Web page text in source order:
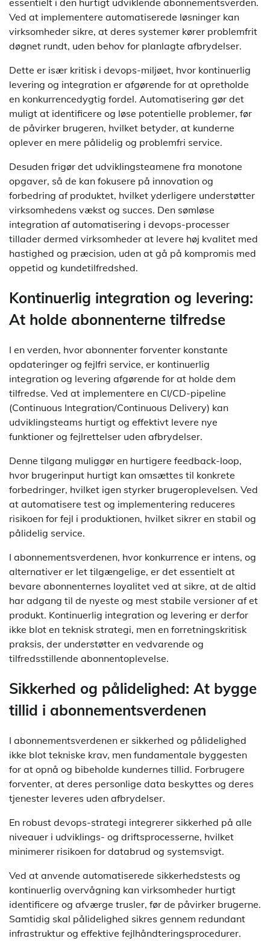
essentielt i den hurtigt udviklende abonnementsverden.
Ved at implementere automatiserede løsninger kan
virksomheder sikre, at deres systemer kører problemfrit
døgnet rundt, uden behov for planlagte afbrydelser.
Dette er især kritisk i devops-miljøet, hvor kontinuerlig
levering og integration er afgørende for at opretholde
en konkurrencedygtig fordel. Automatisering gør det
muligt at identificere og løse potentielle problemer, før
de påvirker brugeren, hvilket betyder, at kunderne
oplever en mere pålidelig og problemfri service.
Desuden frigør det udviklingsteamene fra monotone
opgaver, så de kan fokusere på innovation og
forbedring af produktet, hvilket yderligere understøtter
virksomhedens vækst og succes. Den sømløse
integration af automatisering i devops-processer
tillader dermed virksomheder at levere høj kvalitet med
hastighed og præcision, uden at gå på kompromis med
oppetid og kundetilfredshed.
Kontinuerlig integration og levering:
At holde abonnenterne tilfredse
I en verden, hvor abonnenter forventer konstante
opdateringer og fejlfri service, er kontinuerlig
integration og levering afgørende for at holde dem
tilfredse. Ved at implementere en CI/CD-pipeline
(Continuous Integration/Continuous Delivery) kan
udviklingsteams hurtigt og effektivt levere nye
funktioner og fejlrettelser uden afbrydelser.
Denne tilgang muliggør en hurtigere feedback-loop,
hvor brugerinput hurtigt kan omsættes til konkrete
forbedringer, hvilket igen styrker brugeroplevelsen. Ved
at automatisere test og implementering reduceres
risikoen for fejl i produktionen, hvilket sikrer en stabil og
pålidelig service.
I abonnementsverdenen, hvor konkurrence er intens, og
alternativer er let tilgængelige, er det essentielt at
bevare abonnenternes loyalitet ved at sikre, at de altid
har adgang til de nyeste og mest stabile versioner af et
produkt. Kontinuerlig integration og levering er derfor
ikke blot en teknisk strategi, men en forretningskritisk
praksis, der understøtter en vedvarende og
tilfredsstillende abonnentoplevelse.
Sikkerhed og pålidelighed: At bygge
tillid i abonnementsverdenen
I abonnementsverdenen er sikkerhed og pålidelighed
ikke blot tekniske krav, men fundamentale byggesten
for at opnå og bibeholde kundernes tillid. Forbrugere
forventer, at deres personlige data beskyttes og deres
tjenester leveres uden afbrydelser.
En robust devops-strategi integrerer sikkerhed på alle
niveauer i udviklings- og driftsprocesserne, hvilket
minimerer risikoen for databrud og systemsvigt.
Ved at anvende automatiserede sikkerhedstests og
kontinuerlig overvågning kan virksomheder hurtigt
identificere og afværge trusler, før de påvirker brugerne.
Samtidig skal pålidelighed sikres gennem redundant
infrastruktur og effektive fejlhåndteringsprocedurer.